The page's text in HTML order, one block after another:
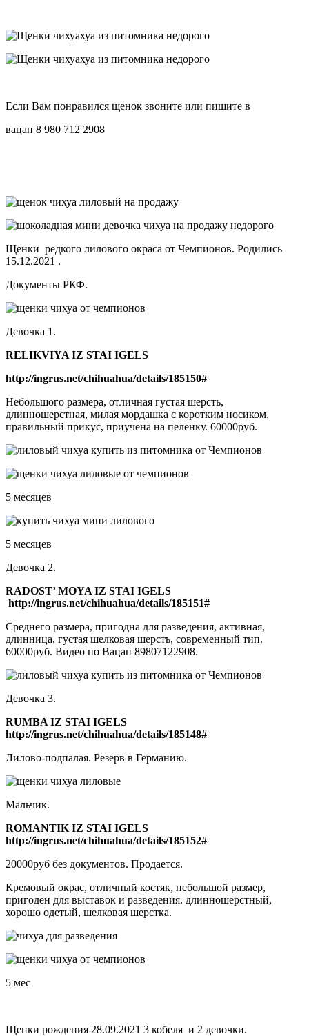
Если Вам понравился щенок звоните или пишите в
вацап 8 980 712 2908
Щенки редкого лилового окраса от Чемпионов. Родились
15.12.2021 .
Документы РКФ.
Девочка 1.
RELIKVIYA IZ STAI IGELS
http://ingrus.net/chihuahua/details/185150#
Небольшого размера, отличная густая шерсть,
длинношерстная, милая мордашка с коротким носиком,
правильный прикус, приучена на пеленку. 60000руб.
5 месяцев
5 месяцев
Девочка 2.
RADOST’ MOYA IZ STAI IGELS
http://ingrus.net/chihuahua/details/185151#
Среднего размера, пригодна для разведения, активная,
длинница, густая шелковая шерсть, современный тип.
60000руб. Видео по Вацап 89807122908.
Девочка 3.
RUMBA IZ STAI IGELS
http://ingrus.net/chihuahua/details/185148#
Лилово-подпалая. Резерв в Германию.
Мальчик.
ROMANTIK IZ STAI IGELS
http://ingrus.net/chihuahua/details/185152#
20000руб без документов. Продается.
Кремовый окрас, отличный костяк, небольшой размер,
пригоден для выставок и разведения. длинношерстный,
хорошо одетый, шелковая шерстка.
5 мес
Щенки рождения 28.09.2021 3 кобеля и 2 девочки.